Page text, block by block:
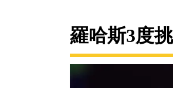
羅哈斯3度